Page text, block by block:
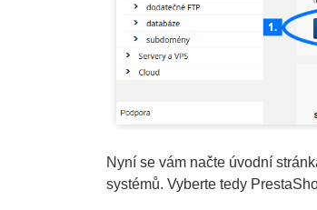
Nyní se vám načte úvodní
systémů. Vyberte tedy